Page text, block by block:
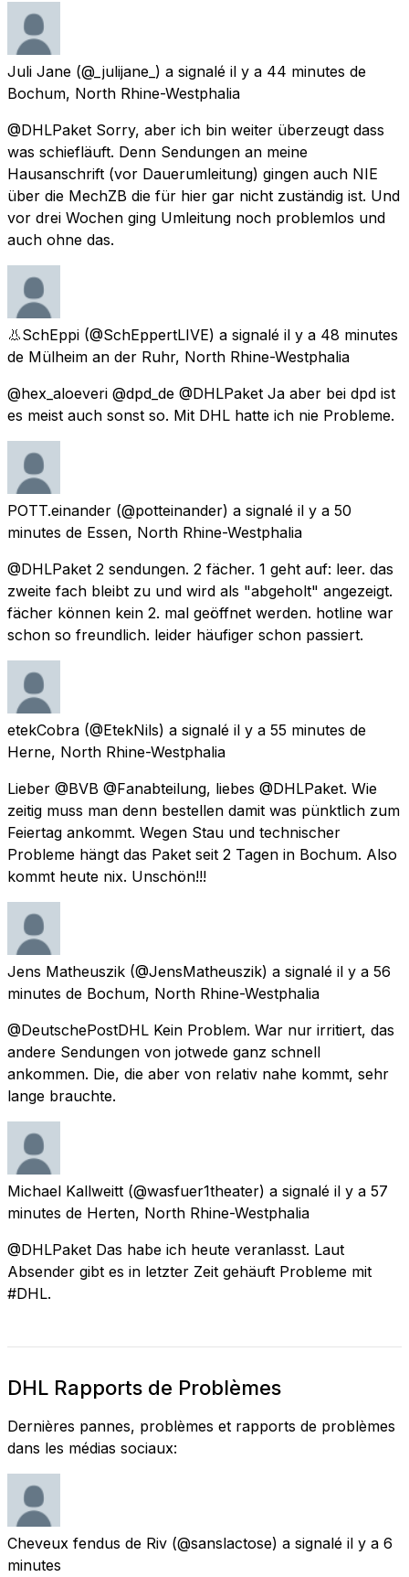
Juli Jane (@_julijane_) a signalé il y a 44 minutes de
Bochum, North Rhine-Westphalia
@DHLPaket Sorry, aber ich bin weiter überzeugt dass
was schiefläuft. Denn Sendungen an meine
Hausanschrift (vor Dauerumleitung) gingen auch NIE
über die MechZB die für hier gar nicht zuständig ist. Und
vor drei Wochen ging Umleitung noch problemlos und
auch ohne das.
👃SchEppi (@SchEppertLIVE) a signalé il y a 48 minutes
de Mülheim an der Ruhr, North Rhine-Westphalia
@hex_aloeveri @dpd_de @DHLPaket Ja aber bei dpd ist
es meist auch sonst so. Mit DHL hatte ich nie Probleme.
POTT.einander (@potteinander) a signalé il y a 50
minutes de Essen, North Rhine-Westphalia
@DHLPaket 2 sendungen. 2 fächer. 1 geht auf: leer. das
zweite fach bleibt zu und wird als "abgeholt" angezeigt.
fächer können kein 2. mal geöffnet werden. hotline war
schon so freundlich. leider häufiger schon passiert.
etekCobra (@EtekNils) a signalé il y a 55 minutes de
Herne, North Rhine-Westphalia
Lieber @BVB @Fanabteilung, liebes @DHLPaket. Wie
zeitig muss man denn bestellen damit was pünktlich zum
Feiertag ankommt. Wegen Stau und technischer
Probleme hängt das Paket seit 2 Tagen in Bochum. Also
kommt heute nix. Unschön!!!
Jens Matheuszik (@JensMatheuszik) a signalé il y a 56
minutes de Bochum, North Rhine-Westphalia
@DeutschePostDHL Kein Problem. War nur irritiert, das
andere Sendungen von jotwede ganz schnell
ankommen. Die, die aber von relativ nahe kommt, sehr
lange brauchte.
Michael Kallweitt (@wasfuer1theater) a signalé il y a 57
minutes de Herten, North Rhine-Westphalia
@DHLPaket Das habe ich heute veranlasst. Laut
Absender gibt es in letzter Zeit gehäuft Probleme mit
#DHL.
DHL Rapports de Problèmes
Dernières pannes, problèmes et rapports de problèmes
dans les médias sociaux:
Cheveux fendus de Riv (@sanslactose) a signalé il y a 6
minutes